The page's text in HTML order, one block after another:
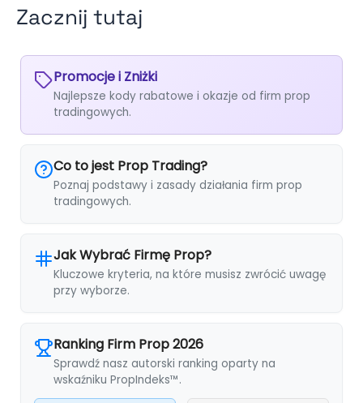
Zacznij tutaj
Promocje i Zniżki
Najlepsze kody rabatowe i okazje od firm prop
tradingowych.
Co to jest Prop Trading?
Poznaj podstawy i zasady działania firm prop
tradingowych.
Jak Wybrać Firmę Prop?
Kluczowe kryteria, na które musisz zwrócić uwagę
przy wyborze.
Ranking Firm Prop 2026
Sprawdź nasz autorski ranking oparty na
wskaźniku PropIndeks™.